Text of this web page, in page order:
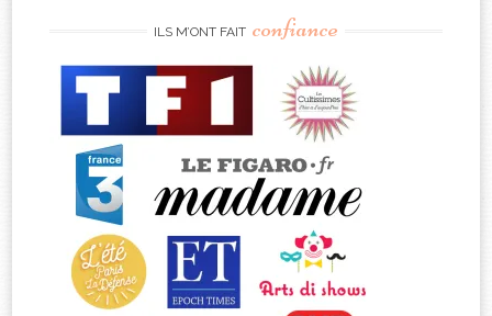
ILS M’ONT FAIT confiance